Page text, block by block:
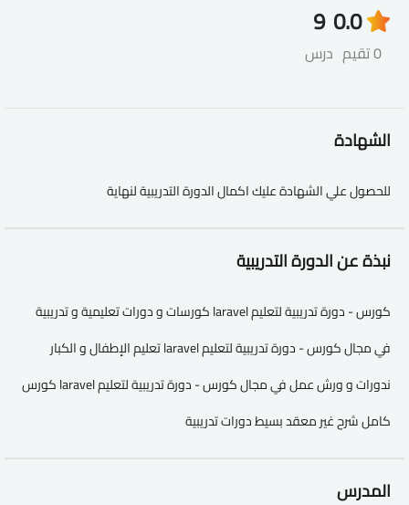
0.0
0 تقيم
9
درس
الشهادة
للحصول علي الشهادة عليك اكمال الدورة التدريبية لنهاية
نبذة عن الدورة التدريبية
كورس - دورة تدريبية لتعليم laravel كورسات و دورات تعليمية و تدريبية
في مجال كورس - دورة تدريبية لتعليم laravel تعليم الإطفال و الكبار
ندورات و ورش عمل في مجال كورس - دورة تدريبية لتعليم laravel كورس
كامل شرح غير معقد بسيط دورات تدريبية
المدرس